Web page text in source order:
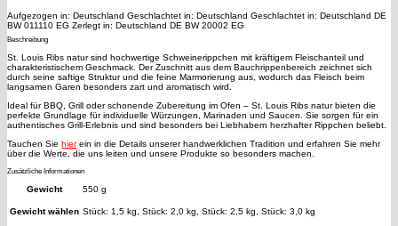
Aufgezogen in: Deutschland Geschlachtet in: Deutschland Geschlachtet in: Deutschland DE
BW 011110 EG Zerlegt in: Deutschland DE BW 20002 EG
Beschreibung
St. Louis Ribs natur sind hochwertige Schweinerippchen mit kräftigem Fleischanteil und
charakteristischem Geschmack. Der Zuschnitt aus dem Bauchrippenbereich zeichnet sich
durch seine saftige Struktur und die feine Marmorierung aus, wodurch das Fleisch beim
langsamen Garen besonders zart und aromatisch wird.
Ideal für BBQ, Grill oder schonende Zubereitung im Ofen – St. Louis Ribs natur bieten die
perfekte Grundlage für individuelle Würzungen, Marinaden und Saucen. Sie sorgen für ein
authentisches Grill-Erlebnis und sind besonders bei Liebhabern herzhafter Rippchen beliebt.
Tauchen Sie hierein in die Details unserer handwerklichen Tradition und erfahren Sie mehr
über die Werte, die uns leiten und unsere Produkte so besonders machen.
Zusätzliche Informationen
Gewicht 550 g
Gewicht wählen Stück: 1,5 kg, Stück: 2,0 kg, Stück: 2,5 kg, Stück: 3,0 kg